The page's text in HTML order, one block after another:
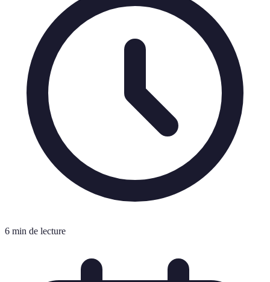
6 min de lecture